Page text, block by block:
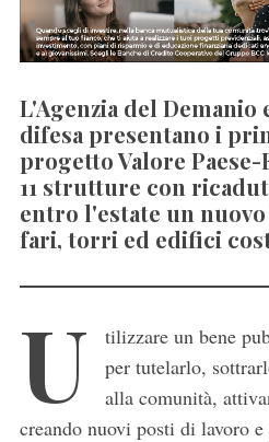
L'Agenzia del
difesa presentano i
progetto Valore Paese-
11 strutture con
entro l'estate un
fari, torri ed edifici
U
tilizzare un bene
per tutelarlo,
alla comunità,
creando nuovi posti di lavoro